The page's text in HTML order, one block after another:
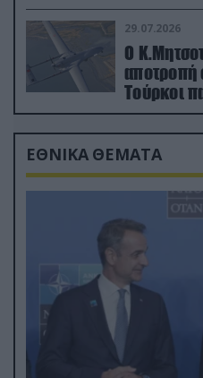
29.07.2026
Ο
αποτροπή
Τούρκοι
drone
ΕΘΝΙΚΑ ΘΕΜΑΤΑ